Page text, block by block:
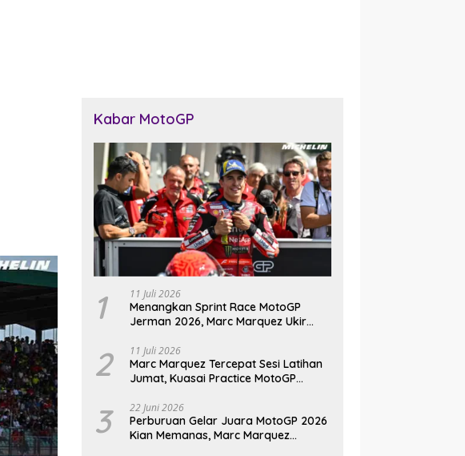
Kabar MotoGP
1 11 Juli 2026
Menangkan Sprint Race MotoGP
Jerman 2026, Marc Marquez Ukir
2 11 Juli 2026
Marc Marquez Tercepat Sesi Latihan
Jumat, Kuasai Practice MotoGP
3 22 Juni 2026
Perburuan Gelar Juara MotoGP 2026
Kian Memanas, Marc Marquez